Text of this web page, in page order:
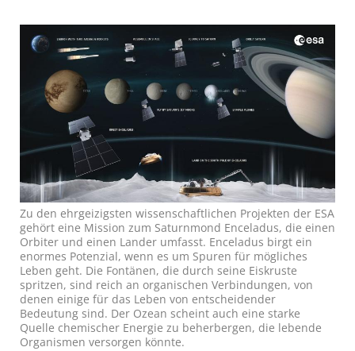
Zu den ehrgeizigsten wissenschaftlichen Projekten der ESA
gehört eine Mission zum Saturnmond Enceladus, die einen
Orbiter und einen Lander umfasst. Enceladus birgt ein
enormes Potenzial, wenn es um Spuren für mögliches
Leben geht. Die Fontänen, die durch seine Eiskruste
spritzen, sind reich an organischen Verbindungen, von
denen einige für das Leben von entscheidender
Bedeutung sind. Der Ozean scheint auch eine starke
Quelle chemischer Energie zu beherbergen, die lebende
Organismen versorgen könnte.